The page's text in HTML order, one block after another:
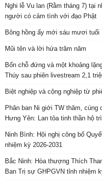
Nghi lễ Vu lan (Rằm tháng 7) tại
người có cảm tình với đạo Phật
Bông hồng ấy mới sáu mươi tuổi
Mũi tên và lời hứa trăm năm
Bốn chỗ đứng và một khoảng
Thúy sau phiên livestream 2,1
Biệt nghiệp và cộng nghiệp từ
Phân ban Ni giới TW thăm,
Hưng Yên: Lan tỏa tinh thần hộ
Ninh Bình: Hội nghị công bố
nhiệm kỳ 2026-2031
Bắc Ninh: Hòa thượng Thích
Ban Trị sự GHPGVN tỉnh nhiệm